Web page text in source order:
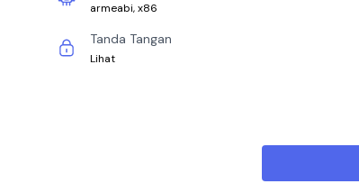
armeabi, x86
Tanda Tangan
Lihat